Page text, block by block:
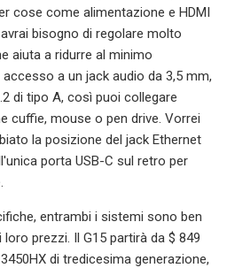
cose come alimentazione e HDMI
bisogno di regolare molto
aiuta a ridurre al minimo
a un jack audio da 3,5 mm,
di tipo A, così puoi collegare
cuffie, mouse o pen drive. Vorrei
la posizione del jack Ethernet
porta USB-C sul retro per
entrambi i sistemi sono ben
prezzi. Il G15 partirà da $ 849
di tredicesima generazione,